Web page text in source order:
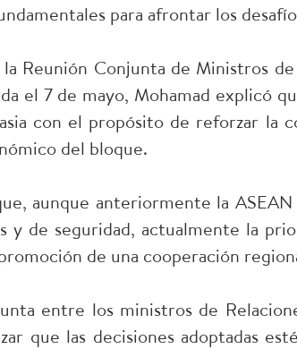
para afrontar los
Reunión Conjunta de Ministros
el 7 de mayo, Mohamad explicó
con el propósito de reforzar la
del bloque.
aunque anteriormente la
y de seguridad, actualmente la
de una cooperación
entre los ministros de
que las decisiones adoptadas